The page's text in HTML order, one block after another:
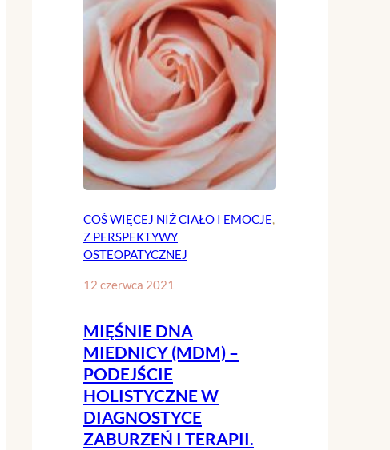
COŚ WIĘCEJ NIŻ CIAŁO I EMOCJE
Z PERSPEKTYWY
OSTEOPATYCZNEJ
12 czerwca 2021
MIĘŚNIE DNA
MIEDNICY (MDM) –
PODEJŚCIE
HOLISTYCZNE W
DIAGNOSTYCE
ZABURZEŃ I TERAPII.